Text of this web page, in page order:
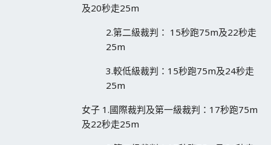
及20秒走25m
2.第二級裁判： 15秒跑75m及22秒走
25m
3.較低級裁判：15秒跑75m及24秒走
25m
女子 1.國際裁判及第一級裁判：17秒跑75m
及22秒走25m